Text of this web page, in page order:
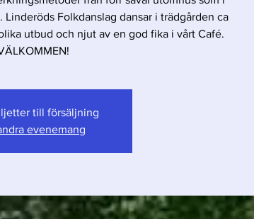
Folkdanslag dansar i trädgården ca
utbud och njut av en god fika i vårt Café.
till försäljning
evenemang